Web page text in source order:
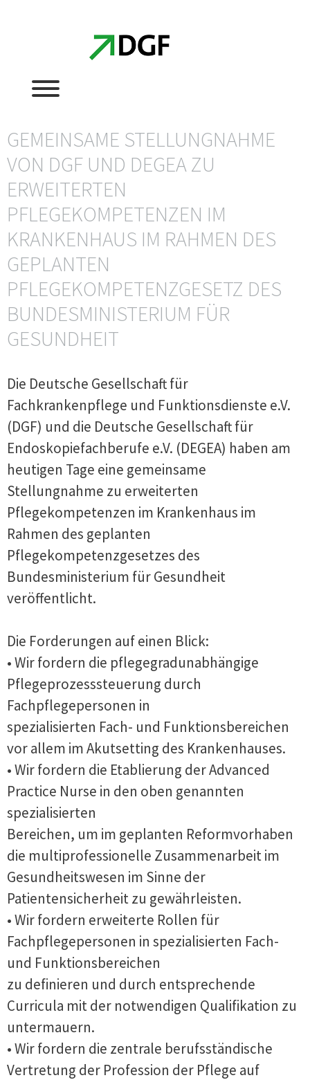
GEMEINSAME STELLUNGNAHME
VON DGF UND DEGEA ZU
ERWEITERTEN
PFLEGEKOMPETENZEN IM
KRANKENHAUS IM RAHMEN DES
GEPLANTEN
PFLEGEKOMPETENZGESETZ DES
BUNDESMINISTERIUM FÜR
GESUNDHEIT
Die Deutsche Gesellschaft für
Fachkrankenpflege und Funktionsdienste e.V.
(DGF) und die Deutsche Gesellschaft für
Endoskopiefachberufe e.V. (DEGEA) haben am
heutigen Tage eine gemeinsame
Stellungnahme zu erweiterten
Pflegekompetenzen im Krankenhaus im
Rahmen des geplanten
Pflegekompetenzgesetzes des
Bundesministerium für Gesundheit
veröffentlicht.
Die Forderungen auf einen Blick:
• Wir fordern die pflegegradunabhängige
Pflegeprozesssteuerung durch
Fachpflegepersonen in
spezialisierten Fach- und Funktionsbereichen
vor allem im Akutsetting des Krankenhauses.
• Wir fordern die Etablierung der Advanced
Practice Nurse in den oben genannten
spezialisierten
Bereichen, um im geplanten Reformvorhaben
die multiprofessionelle Zusammenarbeit im
Gesundheitswesen im Sinne der
Patientensicherheit zu gewährleisten.
• Wir fordern erweiterte Rollen für
Fachpflegepersonen in spezialisierten Fach-
und Funktionsbereichen
zu definieren und durch entsprechende
Curricula mit der notwendigen Qualifikation zu
untermauern.
• Wir fordern die zentrale berufsständische
Vertretung der Profession der Pflege auf